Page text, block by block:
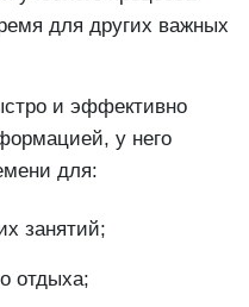
для других важных
и эффективно
у него
для:
занятий;
отдыха;